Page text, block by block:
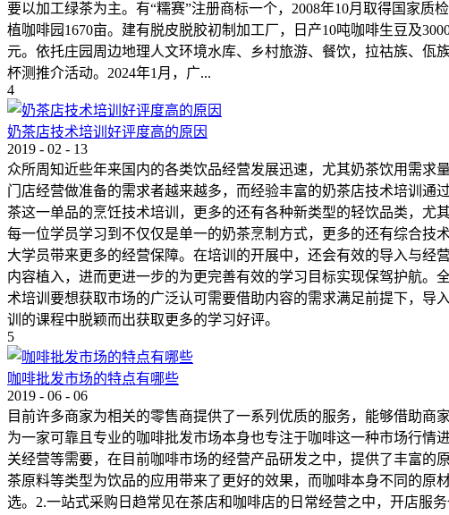
要以加工绿茶为主。有“糯赛”注册商标一个，2008年10月取得国家
植咖啡园1670亩。建有脱皮脱胶初制加工厂，日产10吨咖啡生豆及
元。依托庄园周边地理人文环境水库、乡村旅游、餐饮，拉祜族、佤
杯测推介活动。2024年1月，广...
4
奶茶店技术培训好评度高的原因
2019 - 02 - 13
众所周知近些年来国内的各类饮品经营发展迅速，尤其奶茶饮用需
门店经营做准备的需求者越来越多，而经验丰富的奶茶店技术培训
茶这一单品的烹饪技术培训，更多的还有各种新类型的轻饮品类，
每一位学员学习到不仅仅是单一的奶茶烹制方式，更多的还有综合
大学员带来更多的经营保障。在培训的开展中，还会有效的导入与
内容植入，进而更进一步的为更完善有效的学习目标实现保驾护航
术培训要想获取市场的广泛认可需要借助内容的需求满足前提下，
训的课程中脱颖而出获取更多的学习好评。
5
咖啡批发市场的特点有哪些
2019 - 06 - 06
目前许多商家为相关的零售商提供了一系列优质的服务，能够借助
为一家可靠且专业的咖啡批发市场本身也专注于咖啡这一种市场行情
关经营等需要，在目前咖啡市场的经营产品研发之中，提供了丰富
茶原料等类型为饮品的应用带来了更好的效果，而咖啡本身不同的
选。2.一站式采购日趋常见在茶店和咖啡店的日常经营之中，开店服